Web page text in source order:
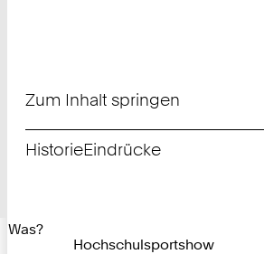
Zum Inhalt springen
HistorieEindrücke
Was?
Hochschulsportshow